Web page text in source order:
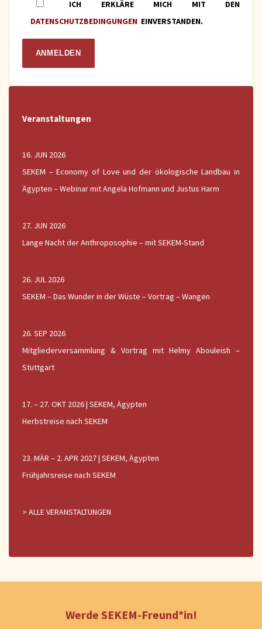
ICH ERKLÄRE MICH MIT DEN
DATENSCHUTZBEDINGUNGEN EINVERSTANDEN.
Veranstaltungen
16. JUN 2026
SEKEM – Economy of Love und der ökologische Landbau in
Ägypten – Webinar mit Angela Hofmann und Justus Harm
27. JUN 2026
Lange Nacht der Anthroposophie – mit SEKEM-Stand
26. JUL 2026
SEKEM – Das Wunder in der Wüste – Vortrag – Wangen
26. SEP 2026
Mitgliederversammlung & Vortrag mit Helmy Abouleish –
Stuttgart
17. – 27. OKT 2026 | SEKEM, Ägypten
Herbstreise nach SEKEM
23. MÄR – 2. APR 2027 | SEKEM, Ägypten
Frühjahrsreise nach SEKEM
> ALLE VERANSTALTUNGEN
Werde SEKEM-Freund*in!